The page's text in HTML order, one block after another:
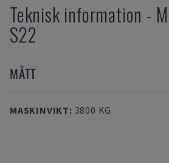
Teknisk information -
S22
MÅTT
MASKINVIKT: 3800 KG